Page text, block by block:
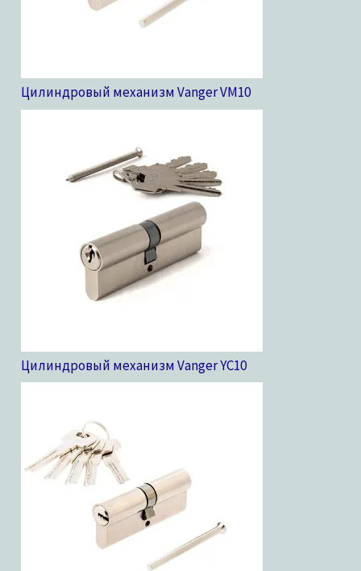
Цилиндровый механизм Vanger VM10
Цилиндровый механизм Vanger YC10